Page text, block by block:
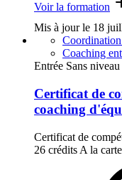
Voir la formation
Mis à jour le 18
Coaching
Entrée Sans
Certificat de
coaching
Certificat de
26 crédits A la carte